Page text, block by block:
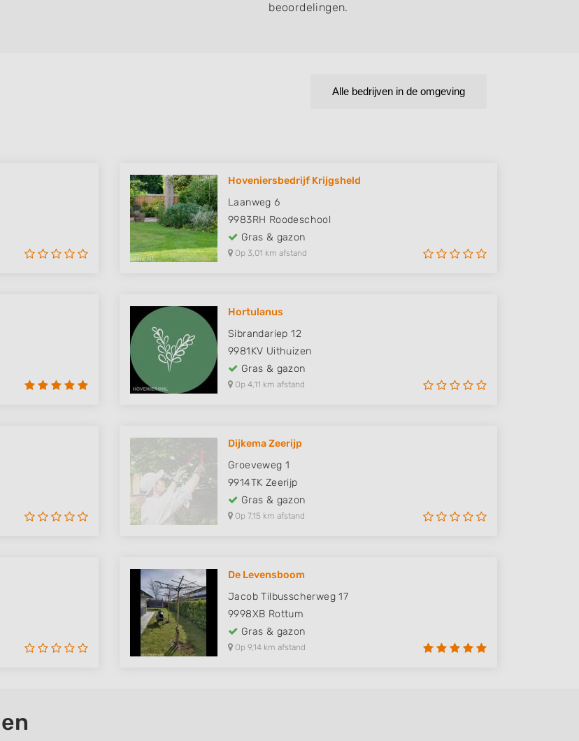
beoordelingen.
Alle bedrijven in de omgeving
Hoveniersbedrijf Krijgsheld
Laanweg 6
9983RH Roodeschool
Gras & gazon
Op 3,01 km afstand
Hortulanus
Sibrandariep 12
9981KV Uithuizen
Gras & gazon
Op 4,11 km afstand
Dijkema Zeerijp
Groeveweg 1
9914TK Zeerijp
Gras & gazon
Op 7,15 km afstand
De Levensboom
Jacob Tilbusscherweg 17
9998XB Rottum
Gras & gazon
Op 9,14 km afstand